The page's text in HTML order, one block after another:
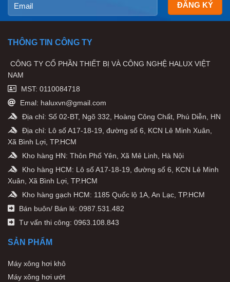
THÔNG TIN CÔNG TY
CÔNG TY CỔ PHẦN THIẾT BỊ VÀ CÔNG NGHỆ HALUX VIỆT
NAM
MST: 0110084718
Emal: haluxvn@gmail.com
Địa chỉ: Số 02-BT, Ngõ 332, Hoàng Công Chất, Phú Diễn, HN
Địa chỉ: Lô số A17-18-19, đường số 6, KCN Lê Minh Xuân,
Xã Bình Lợi, TP.HCM
Kho hàng HN: Thôn Phố Yên, Xã Mê Linh, Hà Nội
Kho hàng HCM: Lô số A17-18-19, đường số 6, KCN Lê Minh
Xuân, Xã Bình Lợi, TP.HCM
Kho hàng gạch HCM: 1185 Quốc lộ 1A, An Lạc, TP.HCM
Bán buôn/ Bán lẻ: 0987.531.482
Tư vấn thi công: 0963.108.843
SẢN PHẨM
Máy xông hơi khô
Máy xông hơi ướt